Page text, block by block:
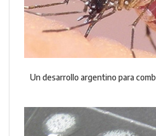
Un desarrollo argentino para